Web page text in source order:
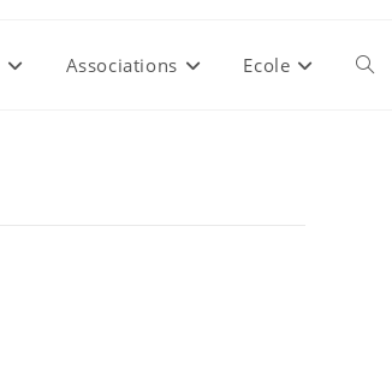
Associations Ecole